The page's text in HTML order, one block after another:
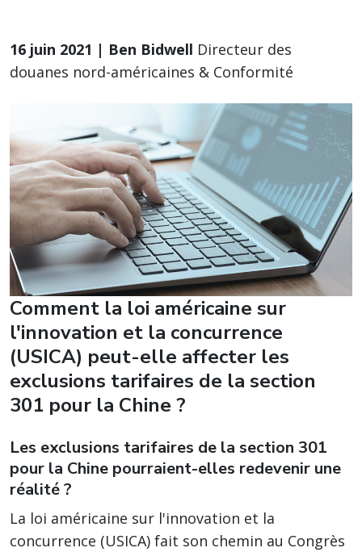
16 juin 2021 | Ben Bidwell Directeur des
douanes nord-américaines & Conformité
Comment la loi américaine sur
l'innovation et la concurrence
(USICA) peut-elle affecter les
exclusions tarifaires de la section
301 pour la Chine ?
Les exclusions tarifaires de la section 301
pour la Chine pourraient-elles redevenir une
réalité ?
La loi américaine sur l'innovation et la
concurrence (USICA) fait son chemin au Congrès